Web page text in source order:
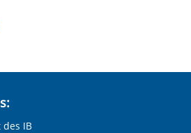
IB